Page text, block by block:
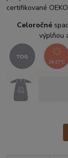
certifikované
Celoročné
výplňou